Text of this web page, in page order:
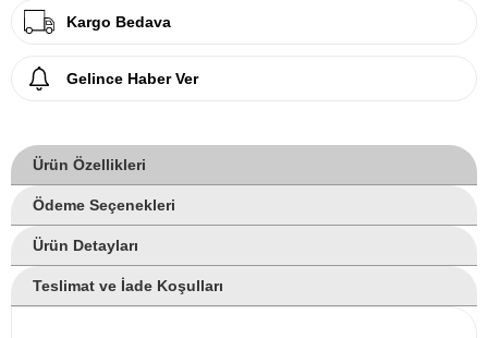
Kargo Bedava
Gelince Haber Ver
Ürün Özellikleri
Ödeme Seçenekleri
Ürün Detayları
Teslimat ve İade Koşulları